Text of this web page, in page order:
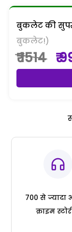
बुकलेट की
बुकलेट!)
₹ 1514 ₹
700 से ज्यादा
क्राइम